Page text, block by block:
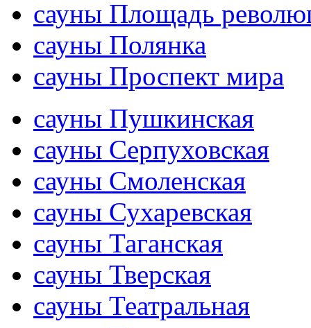
сауны Площадь
сауны Полянка
сауны Проспект мира
сауны Пушкинская
сауны Серпуховская
сауны Смоленская
сауны Сухаревская
сауны Таганская
сауны Тверская
сауны Театральная